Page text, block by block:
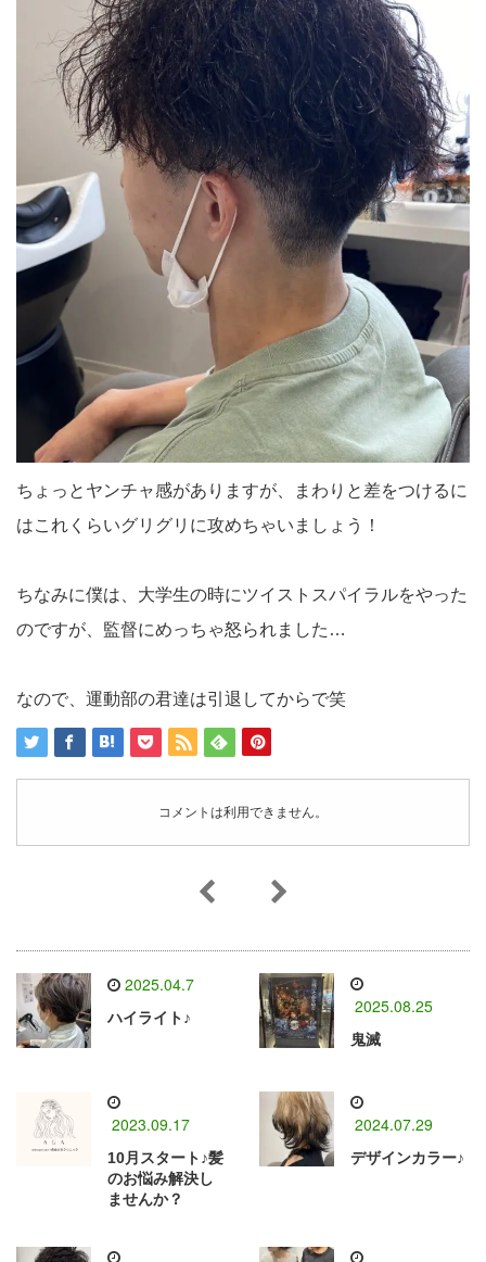
ちょっとヤンチャ感がありますが、まわりと差をつけるに
はこれくらいグリグリに攻めちゃいましょう！
ちなみに僕は、大学生の時にツイストスパイラルをやった
のですが、監督にめっちゃ怒られました…
なので、運動部の君達は引退してからで笑
コメントは利用できません。
2025.04.7
ハイライト♪
2025.08.25
鬼滅
2023.09.17
10月スタート♪髪
のお悩み解決し
ませんか？
2024.07.29
デザインカラー♪